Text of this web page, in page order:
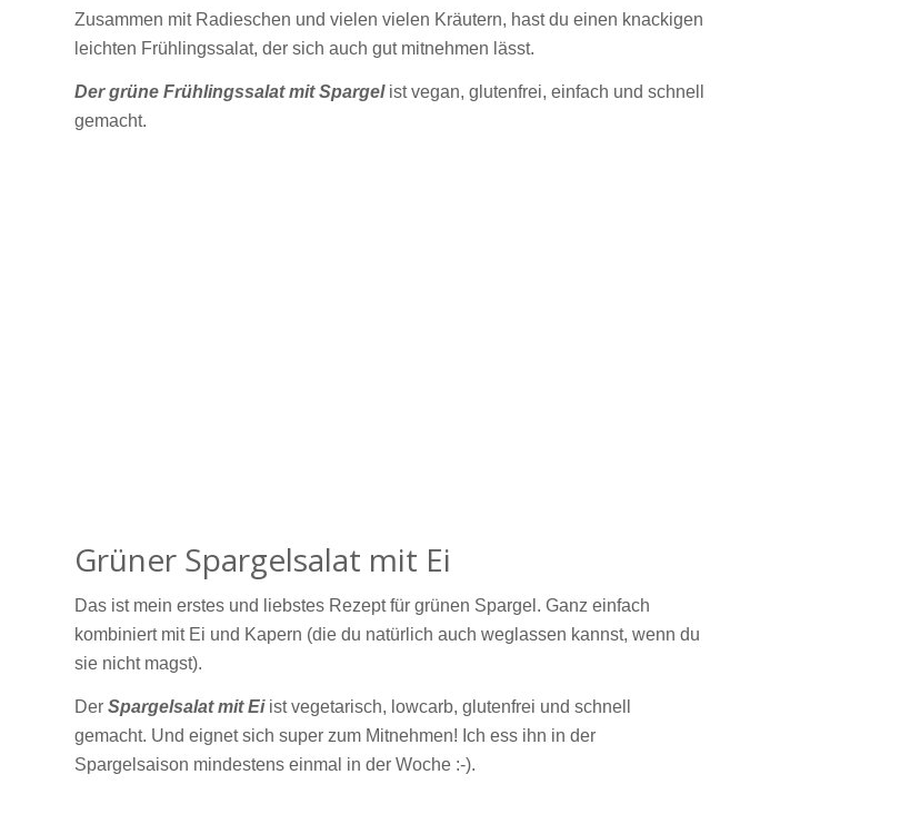
Zusammen mit Radieschen und vielen vielen Kräutern, hast du einen knackigen
leichten Frühlingssalat, der sich auch gut mitnehmen lässt.
Der grüne Frühlingssalat mit Spargelist vegan, glutenfrei, einfach und schnell
gemacht.
Grüner Spargelsalat mit Ei
Das ist mein erstes und liebstes Rezept für grünen Spargel. Ganz einfach
kombiniert mit Ei und Kapern (die du natürlich auch weglassen kannst, wenn du
sie nicht magst).
Der Spargelsalat mit Ei ist vegetarisch, lowcarb, glutenfrei und schnell
gemacht. Und eignet sich super zum Mitnehmen! Ich ess ihn in der
Spargelsaison mindestens einmal in der Woche :-).